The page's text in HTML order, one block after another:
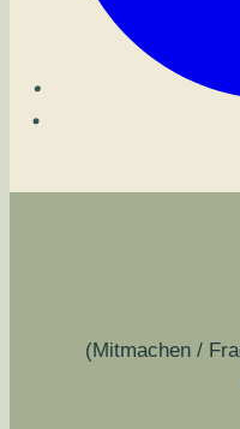
(Mitmachen /